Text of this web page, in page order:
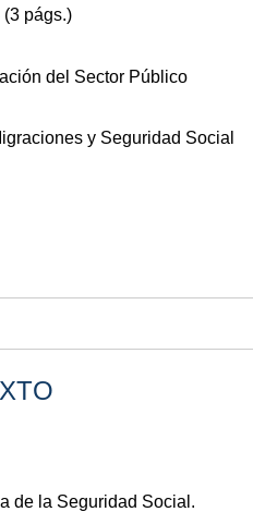
(3 págs.)
del Sector Público
y Seguridad Social
de la Seguridad Social.